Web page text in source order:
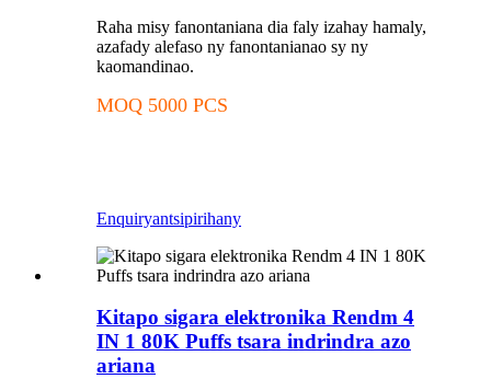
Raha misy fanontaniana dia faly izahay hamaly,
azafady alefaso ny fanontanianao sy ny
kaomandinao.
MOQ 5000 PCS
Enquiryantsipirihany
Kitapo sigara elektronika Rendm 4
IN 1 80K Puffs tsara indrindra azo
ariana